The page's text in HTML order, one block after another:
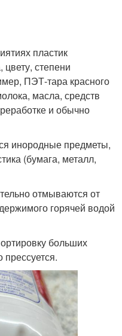
пластик
цвету, степени
ПЭТ-тара красного
масла, средств
и обычно
инородные предметы,
(бумага, металл,
отмываются от
горячей водой
больших